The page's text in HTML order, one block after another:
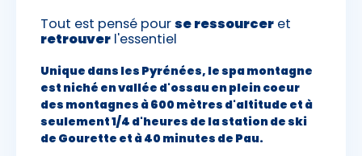
?
Tout est pensé pourse ressourcer et
retrouver l'essentiel
Unique dans les Pyrénées, le spa montagne
est niché en vallée d'ossau en plein coeur
des montagnes à 600 mètres d'altitude et à
seulement 1/4 d'heures de la station de ski
de Gourette et à 40 minutes de Pau.